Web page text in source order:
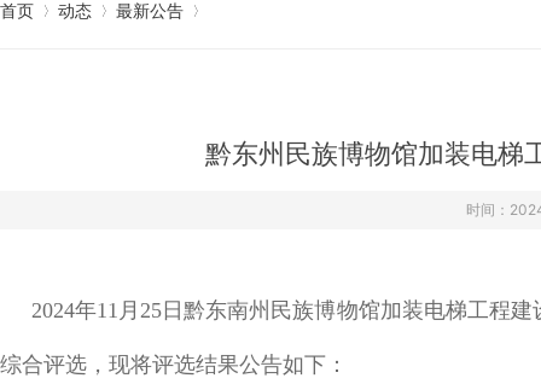
首页 动态 最新公告
黔东州民族博物馆加装电梯
时间：
2024年11月25日黔东南州民族博物馆加装电梯工程
综合评选，现将评选结果公告如下：